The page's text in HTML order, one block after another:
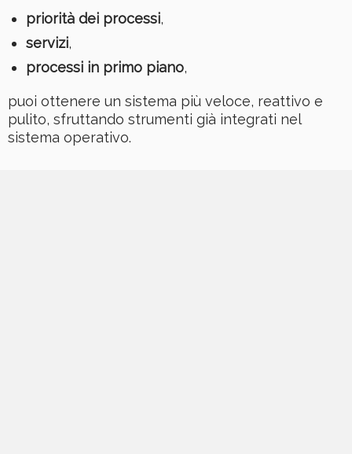
priorità dei processi,
servizi,
processi in primo piano,
puoi ottenere un sistema più veloce, reattivo e
pulito, sfruttando strumenti già integrati nel
sistema operativo.